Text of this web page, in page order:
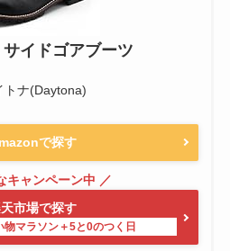
イドゴアブーツ
トナ(Daytona)
で探す
市場で探す